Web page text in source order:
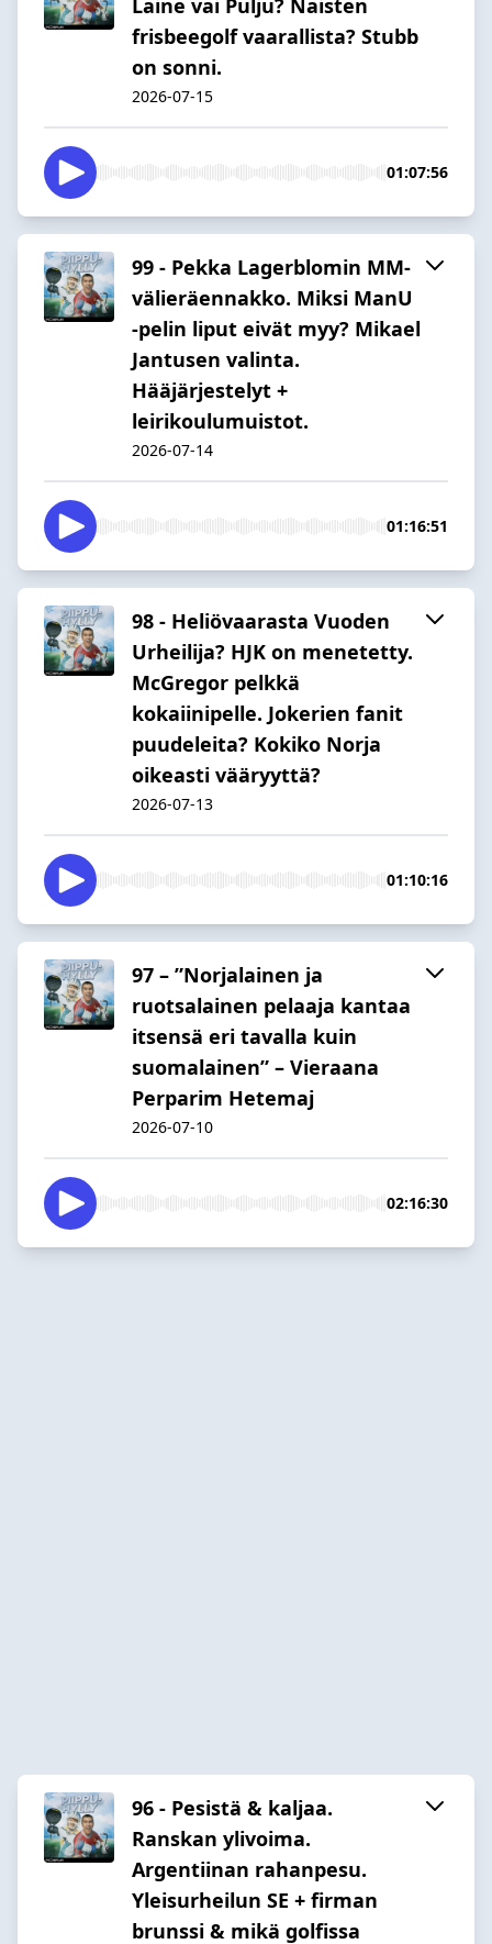
frisbeegolf vaarallista? Stubb
on sonni.
2026-07-15
01:07:56
99 - Pekka Lagerblomin MM-
välieräennakko. Miksi ManU
-pelin liput eivät myy? Mikael
Jantusen valinta.
Hääjärjestelyt +
leirikoulumuistot.
2026-07-14
01:16:51
98 - Heliövaarasta Vuoden
Urheilija? HJK on menetetty.
McGregor pelkkä
kokaiinipelle. Jokerien fanit
puudeleita? Kokiko Norja
oikeasti vääryyttä?
2026-07-13
01:10:16
97 – ”Norjalainen ja
ruotsalainen pelaaja kantaa
itsensä eri tavalla kuin
suomalainen” – Vieraana
Perparim Hetemaj
2026-07-10
02:16:30
96 - Pesistä & kaljaa.
Ranskan ylivoima.
Argentiinan rahanpesu.
Yleisurheilun SE + firman
brunssi & mikä golfissa